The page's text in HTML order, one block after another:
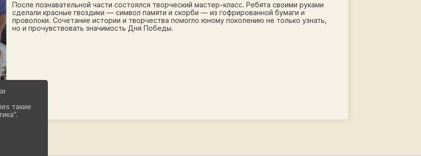
После познавательной части состоялся творческий мастер-класс. Ребята своими руками
сделали красные гвоздики — символ памяти и скорби — из гофрированной бумаги и
проволоки. Сочетание истории и творчества помогло юному поколению не только узнать,
но и прочувствовать значимость Дня Победы.
такие